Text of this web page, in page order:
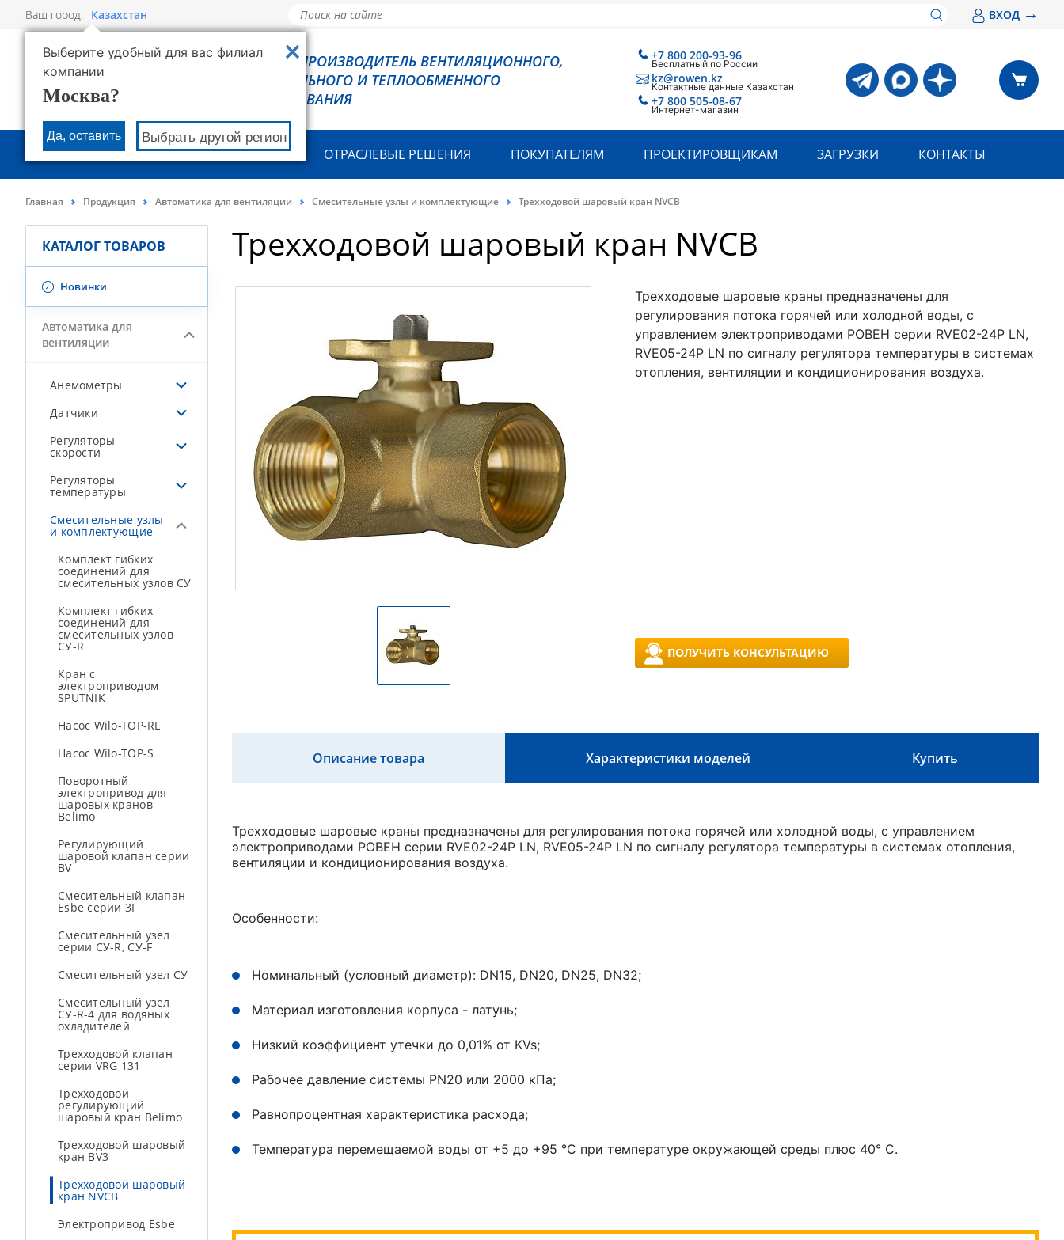
Ваш город: Казахстан
Выберите удобный для вас филиал
компании
Москва?
Да, оставить Выбрать другой регион
ВХОД →
РОВЕН - ПРОИЗВОДИТЕЛЬ ВЕНТИЛЯЦИОННОГО,
ХОЛОДИЛЬНОГО И ТЕПЛООБМЕННОГО
ОБОРУДОВАНИЯ
+7 800 200-93-96
Бесплатный по России
+7 800 505-08-67
Интернет-магазин
kz@rowen.kz
Контактные данные Казахстан
О КОМПАНИИ ПРОДУКЦИЯ ОТРАСЛЕВЫЕ РЕШЕНИЯ ПОКУПАТЕЛЯМ ПРОЕКТИРОВЩИКАМ ЗАГРУЗКИ КОНТАКТЫ
Главная Продукция Автоматика для вентиляции Смесительные узлы и комплектующие Трехходовой шаровый кран NVCB
КАТАЛОГ ТОВАРОВ
Новинки
Автоматика для
вентиляции
Анемометры
Датчики
Регуляторы
скорости
Регуляторы
температуры
Смесительные узлы
и комплектующие
Комплект гибких
соединений для
смесительных узлов СУ
Комплект гибких
соединений для
смесительных узлов
СУ-R
Кран с
электроприводом
SPUTNIK
Насос Wilo-TOP-RL
Насос Wilo-TOP-S
Поворотный
электропривод для
шаровых кранов
Belimo
Регулирующий
шаровой клапан серии
BV
Смесительный клапан
Esbe cерии 3F
Смесительный узел
серии СУ-R, СУ-F
Смесительный узел СУ
Смесительный узел
СУ-R-4 для водяных
охладителей
Трехходовой клапан
серии VRG 131
Трехходовой
регулирующий
шаровый кран Belimo
Трехходовой шаровый
кран BV3
Трехходовой шаровый
кран NVCB
Электропривод Esbe
Трехходовой шаровый кран NVCB
Трехходовые шаровые краны предназначены для
регулирования потока горячей или холодной воды, с
управлением электроприводами РОВЕН серии RVE02-24P LN,
RVE05-24P LN по сигналу регулятора температуры в системах
отопления, вентиляции и кондиционирования воздуха.
ПОЛУЧИТЬ КОНСУЛЬТАЦИЮ
Описание товара Характеристики моделей Купить
Трехходовые шаровые краны предназначены для регулирования потока горячей или холодной воды, с управлением
электроприводами РОВЕН серии RVE02-24P LN, RVE05-24P LN по сигналу регулятора температуры в системах отопления,
вентиляции и кондиционирования воздуха.
Особенности:
Номинальный (условный диаметр): DN15, DN20, DN25, DN32;
Материал изготовления корпуса - латунь;
Низкий коэффициент утечки до 0,01% от KVs;
Рабочее давление системы PN20 или 2000 кПа;
Равнопроцентная характеристика расхода;
Температура перемещаемой воды от +5 до +95 °C при температуре окружающей среды плюс 40° C.